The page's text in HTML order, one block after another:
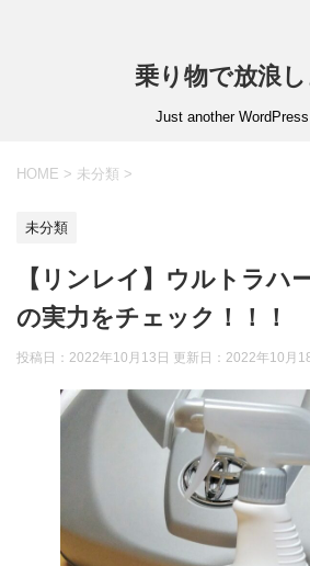
乗り物で放浪し
Just another
HOME > 未分類 >
未分類
【リンレイ】ウルトラハ
の実力をチェック！！！
投稿日：2022年10月13日 更新日： 2022年10月